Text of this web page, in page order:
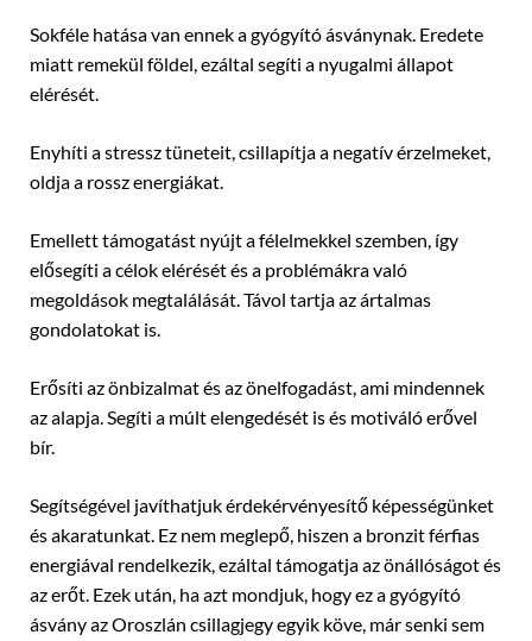
Sokféle hatása van ennek a gyógyító ásványnak. Eredete
miatt remekül földel, ezáltal segíti a nyugalmi állapot
elérését.
Enyhíti a stressz tüneteit, csillapítja a negatív érzelmeket,
oldja a rossz energiákat.
Emellett támogatást nyújt a félelmekkel szemben, így
elősegíti a célok elérését és a problémákra való
megoldások megtalálását. Távol tartja az ártalmas
gondolatokat is.
Erősíti az önbizalmat és az önelfogadást, ami mindennek
az alapja. Segíti a múlt elengedését is és motiváló erővel
bír.
Segítségével javíthatjuk érdekérvényesítő képességünket
és akaratunkat. Ez nem meglepő, hiszen a bronzit férfias
energiával rendelkezik, ezáltal támogatja az önállóságot és
az erőt. Ezek után, ha azt mondjuk, hogy ez a gyógyító
ásvány az Oroszlán csillagjegy egyik köve, már senki sem